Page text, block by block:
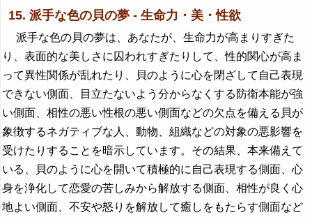
15. 派手な色の貝の夢 - 生命力・美・性欲
派手な色の貝の夢は、あなたが、生命力が高まりすぎた
り、表面的な美しさに囚われすぎたりして、性的関心が高ま
って異性関係が乱れたり、貝のように心を閉ざして自己表現
できない側面、目立たないよう分からなくする防衛本能が強
い側面、相性の悪い性根の悪い側面などの欠点を備える貝が
象徴するネガティブな人、動物、組織などの対象の悪影響を
受けたりすることを暗示しています。その結果、本来備えて
いる、貝のように心を開いて積極的に自己表現する側面、心
身を浄化して恋愛の苦しみから解放する側面、相性が良く心
地よい側面、不安や怒りを解放して癒しをもたらす側面など